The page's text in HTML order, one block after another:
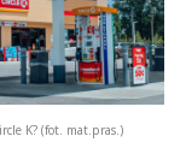
K? (fot. mat.pras.)